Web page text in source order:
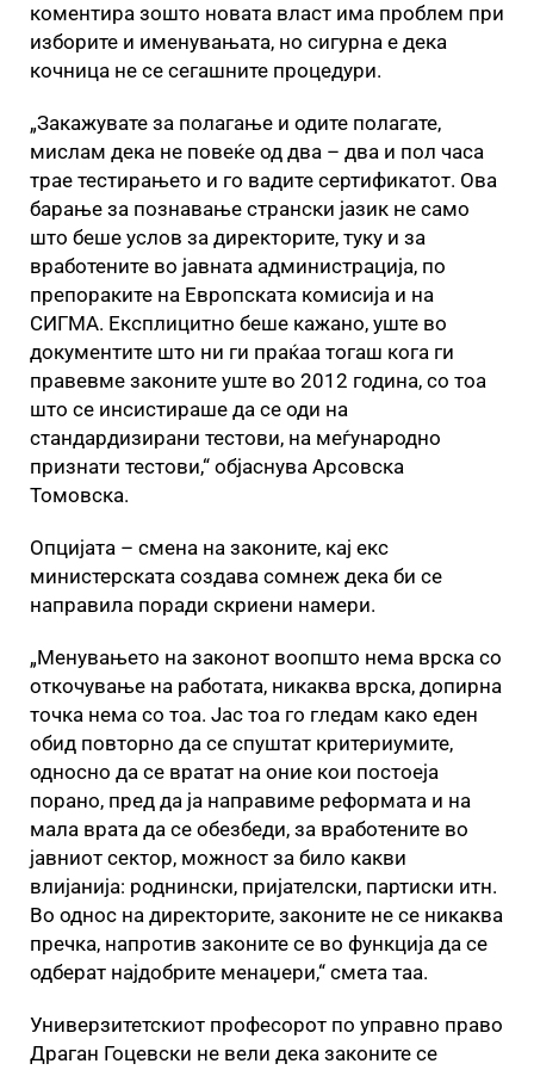
коментира зошто новата власт има проблем при
изборите и именувањата, но сигурна е дека
кочница не се сегашните процедури.
„Закажувате за полагање и одите полагате,
мислам дека не повеќе од два – два и пол часа
трае тестирањето и го вадите сертификатот. Ова
барање за познавање странски јазик не само
што беше услов за директорите, туку и за
вработените во јавната администрација, по
препораките на Европската комисија и на
СИГМА. Експлицитно беше кажано, уште во
документите што ни ги праќаа тогаш кога ги
правевме законите уште во 2012 година, со тоа
што се инсистираше да се оди на
стандардизирани тестови, на меѓународно
признати тестови,“ објаснува Арсовска
Томовска.
Опцијата – смена на законите, кај екс
министерската создава сомнеж дека би се
направила поради скриени намери.
„Менувањето на законот воопшто нема врска со
откочување на работата, никаква врска, допирна
точка нема со тоа. Јас тоа го гледам како еден
обид повторно да се спуштат критериумите,
односно да се вратат на оние кои постоеја
порано, пред да ја направиме реформата и на
мала врата да се обезбеди, за вработените во
јавниот сектор, можност за било какви
влијанија: роднински, пријателски, партиски итн.
Во однос на директорите, законите не се никаква
пречка, напротив законите се во функција да се
одберат најдобрите менаџери,“ смета таа.
Универзитетскиот професорот по управно право
Драган Гоцевски не вели дека законите се